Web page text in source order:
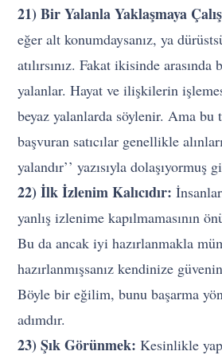
21) Bir Yalanla Yaklaşmaya
eğer alt konumdaysanız, ya
atılırsınız. Fakat ikisinde
yalanlar. Hayat ve ilişkilerin
beyaz yalanlarda söylenir. Ama bu
başvuran satıcılar genellikle
yalandır’’ yazısıyla dolaşıyormuş
22) İlk İzlenim Kalıcıdır:
yanlış izlenime kapılmamasının
Bu da ancak iyi hazırlanmakla
hazırlanmışsanız kendinize
Böyle bir eğilim, bunu başarma
adımdır.
23) Şık Görünmek: Kesinlikle